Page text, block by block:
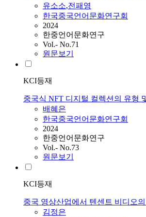
유소소,전패영
한국중국언어문화연구회
2024
한중언어문화연구
Vol.- No.71
원문보기
KCI등재
중국식 NFT 디지털 컬렉션의 유형
배혜은
한국중국언어문화연구회
2024
한중언어문화연구
Vol.- No.73
원문보기
KCI등재
중국 영상산업에서 텐센트 비디오
김정은